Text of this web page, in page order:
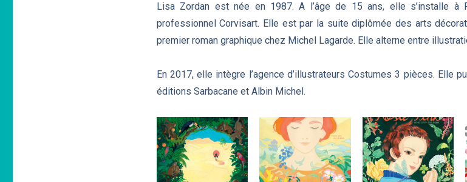
Lisa Zordan est née en 1987. A l’âge de 15 ans, elle s’installe à
professionnel Corvisart. Elle est par la suite diplômée des arts
premier roman graphique chez Michel Lagarde. Elle alterne entre
En 2017, elle intègre l’agence d’illustrateurs Costumes 3 pièces. Elle
éditions Sarbacane et Albin Michel.